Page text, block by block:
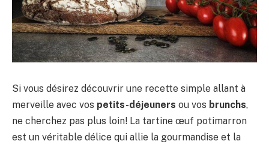
Si vous désirez découvrir une recette simple allant à
merveille avec vos petits-déjeuners ou vos brunchs,
ne cherchez pas plus loin! La tartine œuf potimarron
est un véritable délice qui allie la gourmandise et la